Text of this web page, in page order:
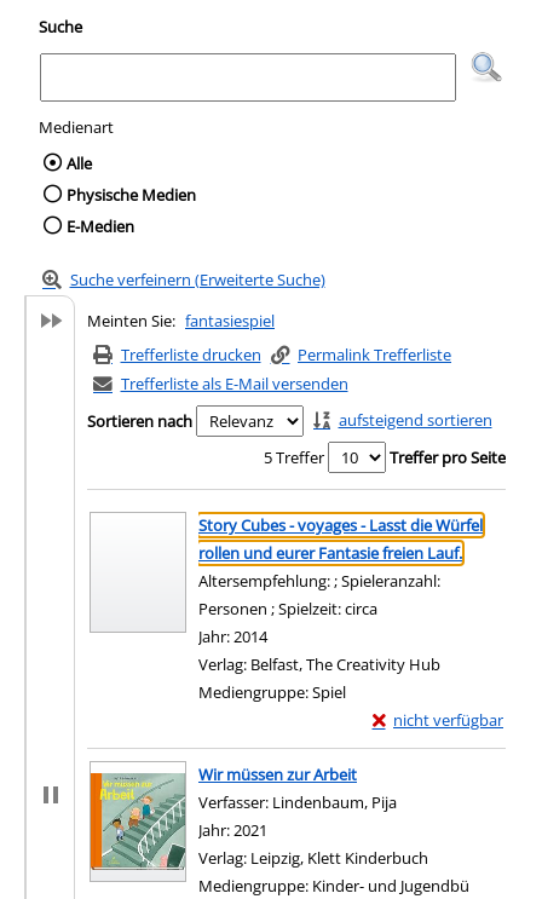
Suche
Medienart
Wählen Sie die Medienart nach der Sie
Alle
Physische Medien
E-Medien
Suche verfeinern (Erweiterte Suche)
Meinten Sie: fantasiespiel
Trefferliste drucken
Permalink Trefferliste
Trefferliste als E-Mail versenden
Sortieren nach
aufsteigend sortieren
5 Treffer
Treffer pro Seite
Suchergebnis
Zu den Suchfiltern springen
Story Cubes - voyages - Lasst die Würfel
rollen und eurer Fantasie freien Lauf.
Altersempfehlung: ; Spieleranzahl:
Personen ; Spielzeit: circa
Suche nach diesem Verfasser
Jahr:2014
Verlag: Belfast, The Creativity Hub
Mediengruppe:Spiel
nicht verfügbar
Exemplar-Details von
Zum Download von
Wir müssen zur Arbeit
Verfasser: Lindenbaum, Pija
Jahr:2021
Verlag: Leipzig, Klett Kinderbuch
Mediengruppe: Kinder- und Jugendbü